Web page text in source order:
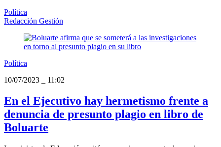
Política
Redacción Gestión
Política
10/07/2023
11:02
En el Ejecutivo hay hermetismo frente a
denuncia de presunto plagio en libro de
Boluarte